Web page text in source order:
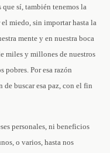
que sí, también tenemos la
miedo, sin importar hasta la
mente y en nuestra boca
miles y millones de nuestros
Por esa razón
de buscar esa paz, con el fin
personales, ni beneficios
o varios, hasta nos